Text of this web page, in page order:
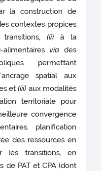
la construction de
contextes propices
(ii)à la
via des
permettant
spatial aux
et(iii) aux modalités
territoriale pour
convergence
planification
des ressources en
les transitions, en
de PAT et CPA (dont